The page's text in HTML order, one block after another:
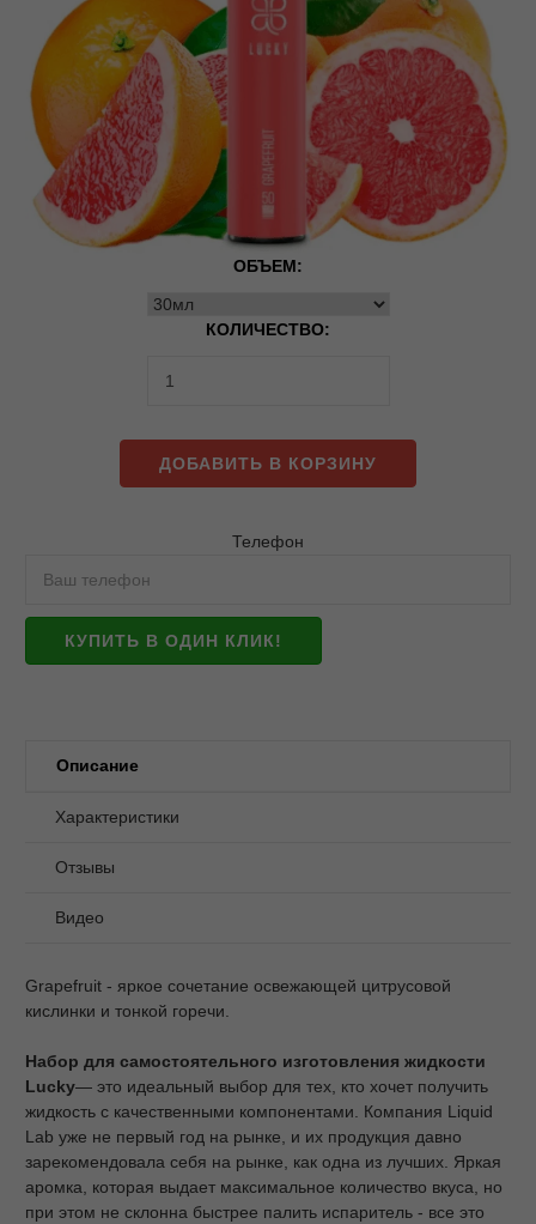
ОБЪЕМ:
КОЛИЧЕСТВО:
ДОБАВИТЬ В КОРЗИНУ
Телефон
КУПИТЬ В ОДИН КЛИК!
Описание
Характеристики
Отзывы
Видео
Grapefruit - яркое сочетание освежающей цитрусовой
кислинки и тонкой горечи.
Набор для самостоятельного изготовления жидкости
Lucky— это идеальный выбор для тех, кто хочет получить
жидкость с качественными компонентами. Компания Liquid
Lab уже не первый год на рынке, и их продукция давно
зарекомендовала себя на рынке, как одна из лучших. Яркая
аромка, которая выдает максимальное количество вкуса, но
при этом не склонна быстрее палить испаритель - все это